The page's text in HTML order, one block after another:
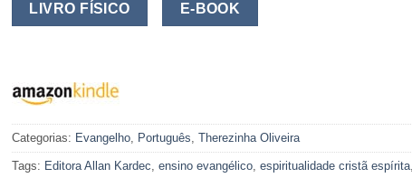
LIVRO FÍSICO E-BOOK
Categorias: Evangelho, Português Therezinha Oliveira
Tags: Editora Allan Kardec ensino evangélico, espiritualidade cristã espírita,